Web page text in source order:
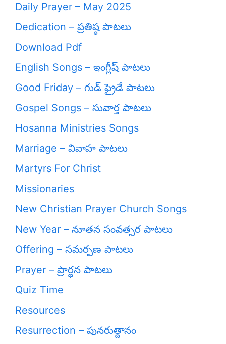
Daily Prayer – May 2025
Dedication – ప్రతిష్ఠ పాటలు
Download Pdf
English Songs – ఇంగ్లీష్ పాటలు
Good Friday – గుడ్ ఫ్రైడే పాటలు
Gospel Songs – సువార్త పాటలు
Hosanna Ministries Songs
Marriage – వివాహ పాటలు
Martyrs For Christ
Missionaries
New Christian Prayer Church Songs
New Year – నూతన సంవత్సర పాటలు
Offering – సమర్పణ పాటలు
Prayer – ప్రార్థన పాటలు
Quiz Time
Resources
Resurrection – పునరుత్దానం